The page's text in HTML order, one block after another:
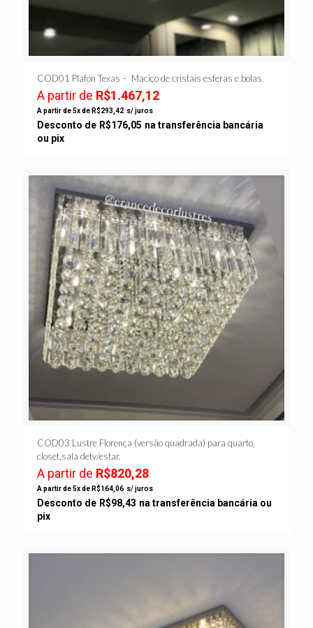
COD01 Plafon Texas – Maciço de cristais esferas e bolas
A partir de R$1.467,12
A partir de 5x de R$293,42 s/ juros
Desconto de R$176,05 na transferência bancária
ou pix
COD03 Lustre Florença (versão quadrada) para quarto,
closet,sala detv/estar.
A partir de R$820,28
A partir de 5x de R$164,06 s/ juros
Desconto de R$98,43 na transferência bancária ou
pix